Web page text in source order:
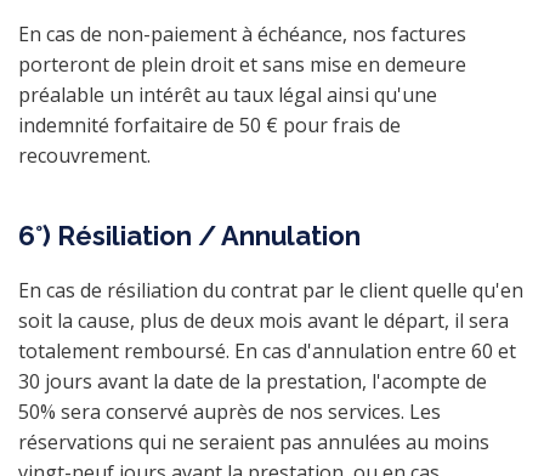
En cas de non-paiement à échéance, nos factures
porteront de plein droit et sans mise en demeure
préalable un intérêt au taux légal ainsi qu'une
indemnité forfaitaire de 50 € pour frais de
recouvrement.
6°) Résiliation / Annulation
En cas de résiliation du contrat par le client quelle qu'en
soit la cause, plus de deux mois avant le départ, il sera
totalement remboursé. En cas d'annulation entre 60 et
30 jours avant la date de la prestation, l'acompte de
50% sera conservé auprès de nos services. Les
réservations qui ne seraient pas annulées au moins